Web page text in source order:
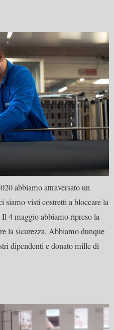
abbiamo attraversato un
siamo visti costretti a bloccare la
4 maggio abbiamo ripreso la
la sicurezza. Abbiamo dunque
dipendenti e donato mille di